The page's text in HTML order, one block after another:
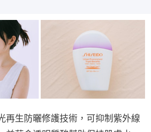
再生防曬修護技術，可抑制紫外線